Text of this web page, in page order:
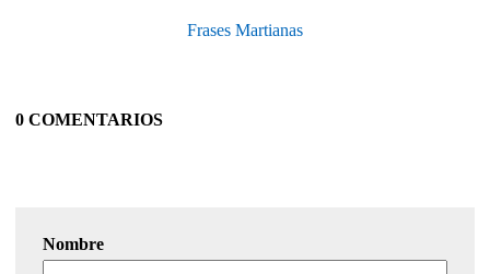
Frases Martianas
0 COMENTARIOS
Nombre